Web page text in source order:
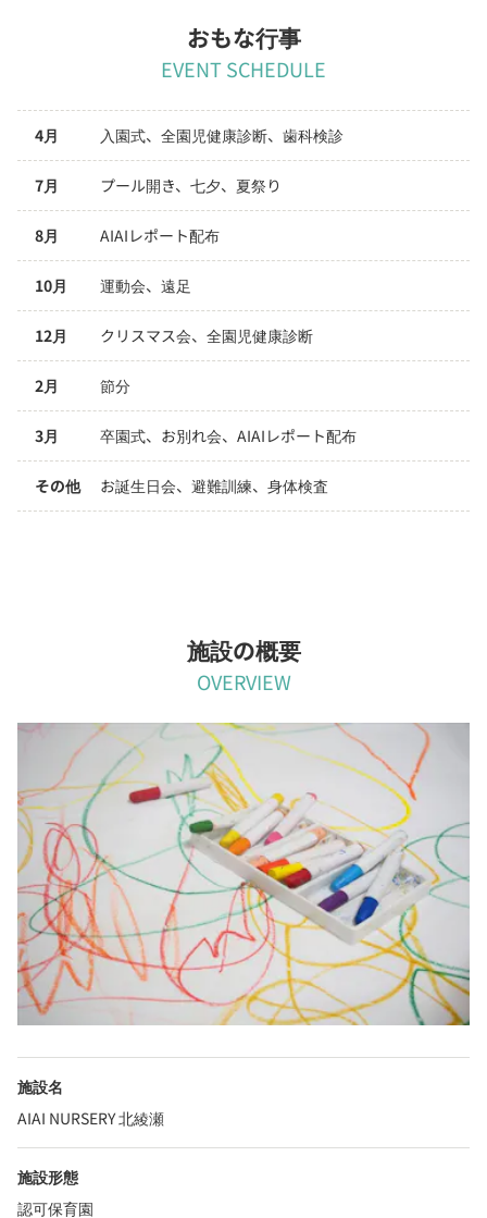
おもな行事
EVENT SCHEDULE
4月 入園式、全園児健康診断、歯科検診
7月 プール開き、七夕、夏祭り
8月 AIAIレポート配布
10月 運動会、遠足
12月 クリスマス会、全園児健康診断
2月 節分
3月 卒園式、お別れ会、AIAIレポート配布
その他 お誕生日会、避難訓練、身体検査
施設の概要
OVERVIEW
施設名
AIAI NURSERY 北綾瀬
施設形態
認可保育園